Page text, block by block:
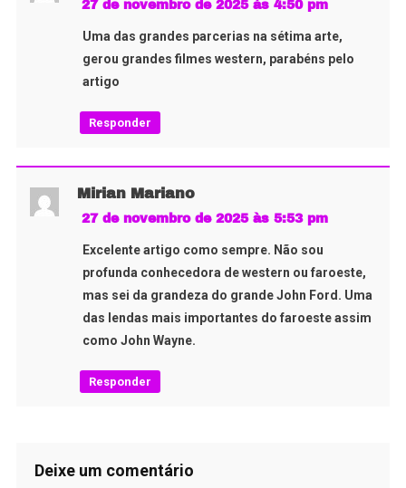
27 de novembro de 2025 às 4:50 pm
Uma das grandes parcerias na sétima arte,
gerou grandes filmes western, parabéns pelo
artigo
Responder
Mirian Mariano
27 de novembro de 2025 às 5:53 pm
Excelente artigo como sempre. Não sou
profunda conhecedora de western ou faroeste,
mas sei da grandeza do grande John Ford. Uma
das lendas mais importantes do faroeste assim
como John Wayne.
Responder
Deixe um comentário